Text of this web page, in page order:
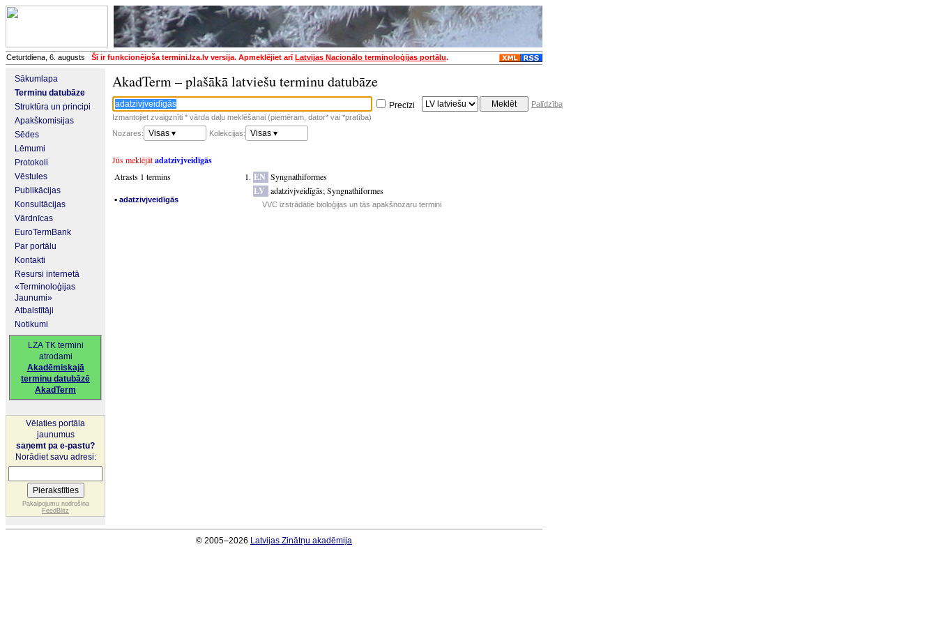
Ceturtdiena, 6. augusts Šī ir funkcionējoša termini.lza.lv versija. Apmeklējiet arīLatvijas Nacionālo terminoloģijas portālu.
Sākumlapa
Terminu datubāze
Struktūra un principi
Apakškomisijas
Sēdes
Lēmumi
Protokoli
Vēstules
Publikācijas
Konsultācijas
Vārdnīcas
EuroTermBank
Par portālu
Kontakti
Resursi internetā
«Terminoloģijas
Jaunumi»
Atbalstītāji
Notikumi
LZA TK termini
atrodami
Akadēmiskajā
terminu datubāzē
AkadTerm
Vēlaties portāla
jaunumus
saņemt pa e-pastu?
Norādiet savu adresi:
Pakalpojumu nodrošina
FeedBlitz
AkadTerm – plašākā latviešu terminu datubāze
Precīzi
Palīdzība
Izmantojiet zvaigznīti * vārda daļu meklēšanai (piemēram, dator* vai *pratība)
Nozares:
Visas ▾ Kolekcijas: Visas ▾
Jūs meklējātadatzivjveidīgās
Atrasts 1 termins
▪ adatzivjveidīgās
EN Syngnathiformes
LV adatzivjveidīgās;Syngnathiformes
VVC izstrādātie bioloģijas un tās apakšnozaru termini
© 2005–2026 Latvijas Zinātņu akadēmija